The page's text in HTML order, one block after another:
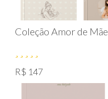
Coleção Amor de Mãe
R$ 147